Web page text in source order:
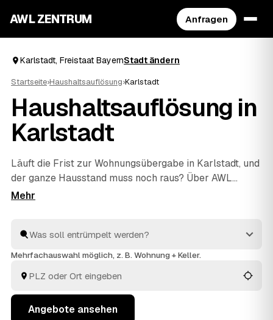
AWL ZENTRUM Anfragen
Karlstadt, Freistaat BayernStadt ändern
Startseite›Haushaltsauflösung›Karlstadt
Haushaltsauflösung in
Karlstadt
Läuft die Frist zur Wohnungsübergabe in Karlstadt, und
der ganze Hausstand muss noch raus? Über AWL
stellen Sie eine Anfrage und bekommen zeitnah
– geräumt wird einfühlsam und zügig, entsorgt
fachgerecht, und verwertbarer Hausrat senkt über die
Angebote rund um Karlstadt und entscheiden, ohne
jeden Betrieb einzeln zu suchen.
Mehrfachauswahl möglich, z. B. Wohnung + Keller.
Angebote ansehen